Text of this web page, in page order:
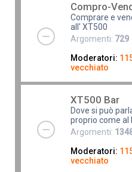
Compro-
Comprare e
all' XT500
Argomenti: 729
Moderatori:
vecchiato
XT500 Bar
Dove si può
proprio come al
Argomenti:
Moderatori:
vecchiato